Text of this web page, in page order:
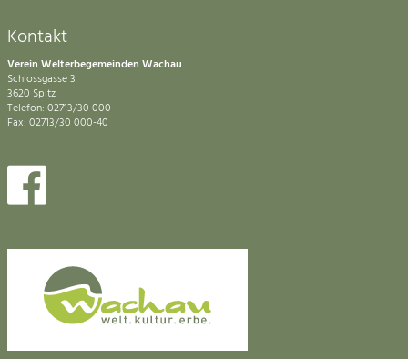
Kontakt
Verein Welterbegemeinden Wachau
Schlossgasse 3
3620 Spitz
Telefon: 02713/30 000
Fax: 02713/30 000-40